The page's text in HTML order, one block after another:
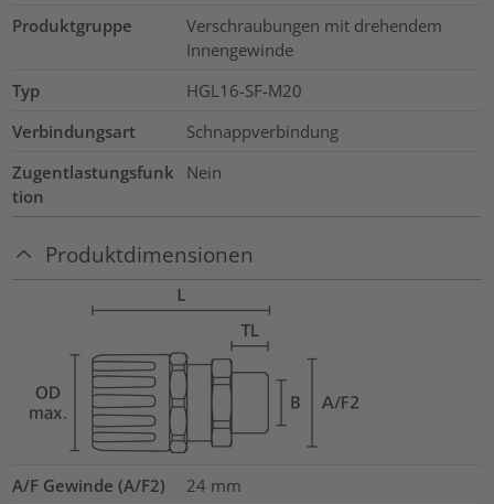
Produktgruppe
Verschraubungen mit drehendem
Innengewinde
Typ
HGL16-SF-M20
Verbindungsart
Schnappverbindung
Zugentlastungsfunk
tion
Nein
Produktdimensionen
A/F Gewinde (A/F2) 24 mm